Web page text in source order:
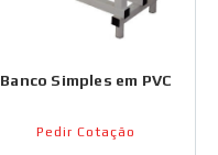
Banco Simples em PVC
Pedir Cotação